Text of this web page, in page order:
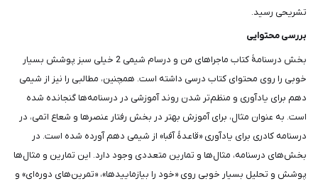
تشریحی رسید.
بررسی محتوایی
بخش درسنامۀ کتاب ماجراهای من و درسام شیمی 2 خیلی سبز پوشش بسیار
خوبی را روی محتوای کتاب درسی داشته است. همچنین، مطالبی را نیز از شیمی
دهم برای یادآوری و منظم‌تر شدن روند آموزشی در درسنامه‌ها گنجانده شده
است. به عنوان مثال، برای آموزش بهتر در بخش رفتار عنصرها و شعاع اتمی، در
درسنامه کادری برای یادآوری «قاعدۀ آفبا» از شیمی دهم آورده شده است. در
بخش‌های درسنامه، مثال‌ها و تمارین متعددی وجود دارد. این تمارین و مثال‌ها
پوشش و تحلیل بسیار خوبی روی «خود را بیازمایید‌ها»، «تمرین‌های دوره‌ای» و